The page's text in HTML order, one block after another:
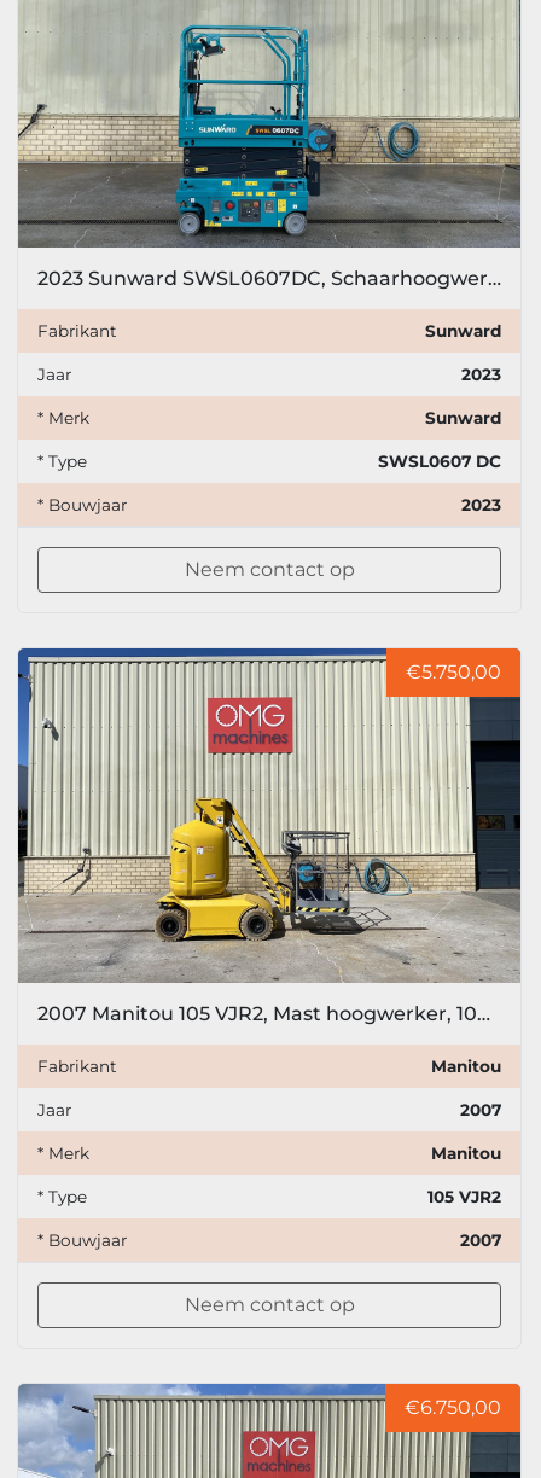
2023 Sunward SWSL0607DC, Schaarhoogwerker, 6,5 meter
Fabrikant Sunward
Jaar 2023
* Merk Sunward
* Type SWSL0607 DC
* Bouwjaar 2023
Neem contact op
€5.750,00
2007 Manitou 105 VJR2, Mast hoogwerker, 10meter
Fabrikant Manitou
Jaar 2007
* Merk Manitou
* Type 105 VJR2
* Bouwjaar 2007
Neem contact op
€6.750,00